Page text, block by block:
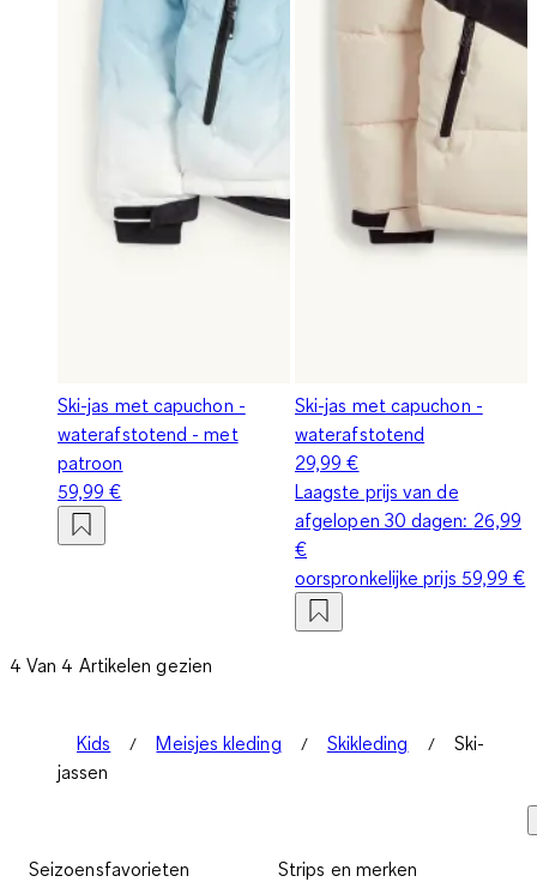
Ski-jas met capuchon -
waterafstotend - met
patroon
59,99 €
Ski-jas met capuchon -
waterafstotend
29,99 €
Laagste prijs van de
afgelopen 30 dagen: 26,99
€
oorspronkelijke prijs 59,99 €
4 Van 4 Artikelen gezien
Kids Meisjes kleding Skikleding
Ski-
jassen
Seizoensfavorieten
Strips en merken